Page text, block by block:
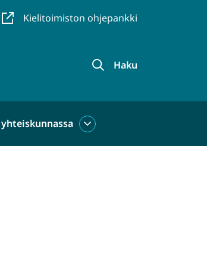
Kielitoimiston ohjepankki
Haku
Kieli